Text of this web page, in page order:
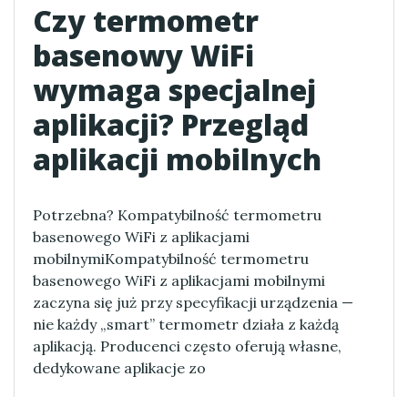
Czy termometr
basenowy WiFi
wymaga specjalnej
aplikacji? Przegląd
aplikacji mobilnych
Potrzebna? Kompatybilność termometru
basenowego WiFi z aplikacjami
mobilnymiKompatybilność termometru
basenowego WiFi z aplikacjami mobilnymi
zaczyna się już przy specyfikacji urządzenia —
nie każdy „smart” termometr działa z każdą
aplikacją. Producenci często oferują własne,
dedykowane aplikacje zo